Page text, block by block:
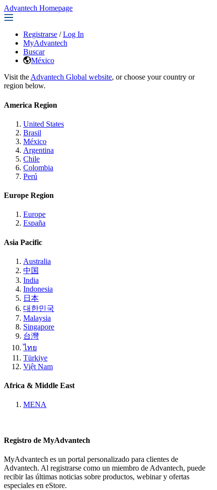
Advantech Homepage
Registrarse / Log In
MyAdvantech
Buscar
México
Visit the Advantech Global website, or choose your country or
region below.
America Region
United States
Brasil
México
Argentina
Chile
Colombia
Perú
Europe Region
Europe
España
Asia Pacific
Australia
中国
India
Indonesia
日本
대한민국
Malaysia
Singapore
台灣
ไทย
Türkiye
Việt Nam
Africa & Middle East
MENA
Registro de MyAdvantech
MyAdvantech es un portal personalizado para clientes de
Advantech. Al registrarse como un miembro de Advantech, puede
recibir las últimas noticias sobre productos, webinar y ofertas
especiales en eStore.